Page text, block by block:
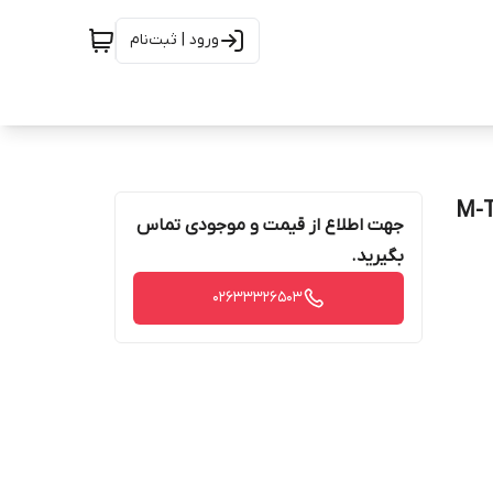
ورود | ثبت‌نام
جهت اطلاع از قیمت و موجودی تماس
بگیرید.
02633326503